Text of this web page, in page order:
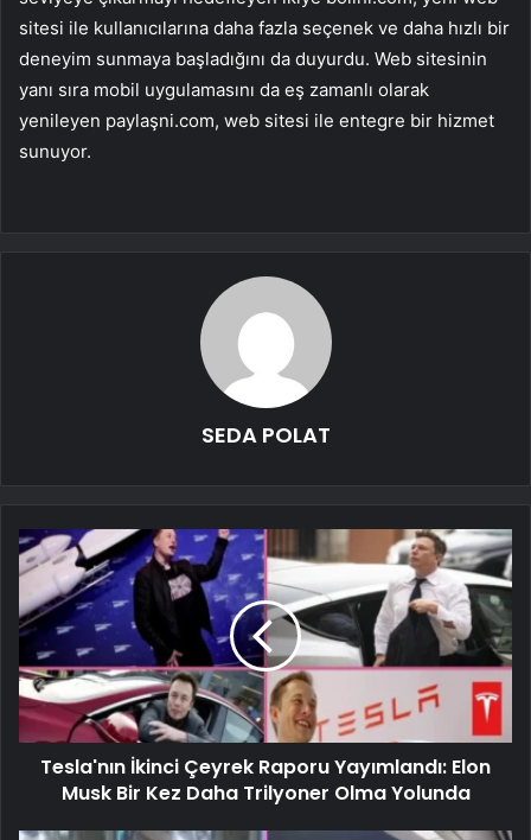
sitesi ile kullanıcılarına daha fazla seçenek ve daha hızlı bir
deneyim sunmaya başladığını da duyurdu. Web sitesinin
yanı sıra mobil uygulamasını da eş zamanlı olarak
yenileyen paylaşni.com, web sitesi ile entegre bir hizmet
sunuyor.
SEDA POLAT
Tesla'nın İkinci Çeyrek Raporu Yayımlandı: Elon
Musk Bir Kez Daha Trilyoner Olma Yolunda